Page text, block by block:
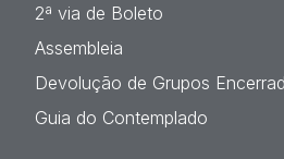
2ª via de Boleto
Assembleia
Devolução de Grupos
Guia do Contemplado